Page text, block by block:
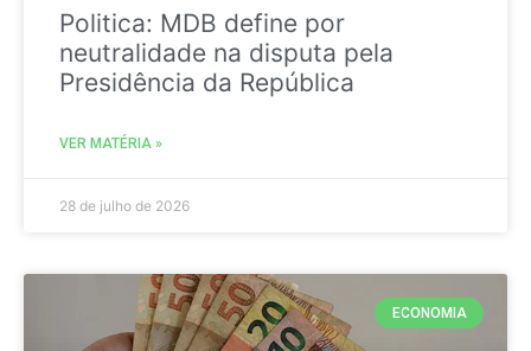
Politica: MDB define por
neutralidade na disputa pela
Presidência da República
VER MATÉRIA »
28 de julho de 2026
ECONOMIA